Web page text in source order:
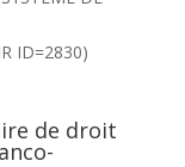
ID=2830)
de droit